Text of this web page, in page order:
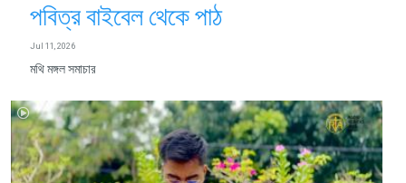
পবিত্র বাইবেল থেকে পাঠ
Jul 11, 2026
মথি মঙ্গল সমাচার